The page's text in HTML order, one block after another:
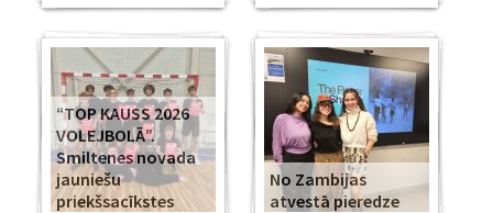
“TOP KAUSS 2026
VOLEJBOLĀ”.
Smiltenes novada
jauniešu
priekšsacīkstes
No Zambijas
atvestā pieredze